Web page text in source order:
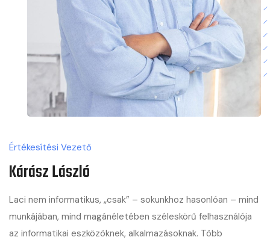
Értékesítési Vezető
Kárász László
Laci nem informatikus, „csak” – sokunkhoz hasonlóan – mind
munkájában, mind magánéletében széleskörű felhasználója
az informatikai eszközöknek, alkalmazásoknak. Több